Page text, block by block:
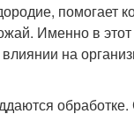
помогает
Именно в
на